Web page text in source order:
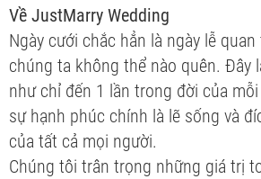
Về JustMarry Wedding
Ngày cưới chắc hẳn là ngày lễ
chúng ta không thể nào quên. Đây
như chỉ đến 1 lần trong đời của
sự hạnh phúc chính là lẽ sống và
của tất cả mọi người.
Chúng tôi trân trọng những giá trị